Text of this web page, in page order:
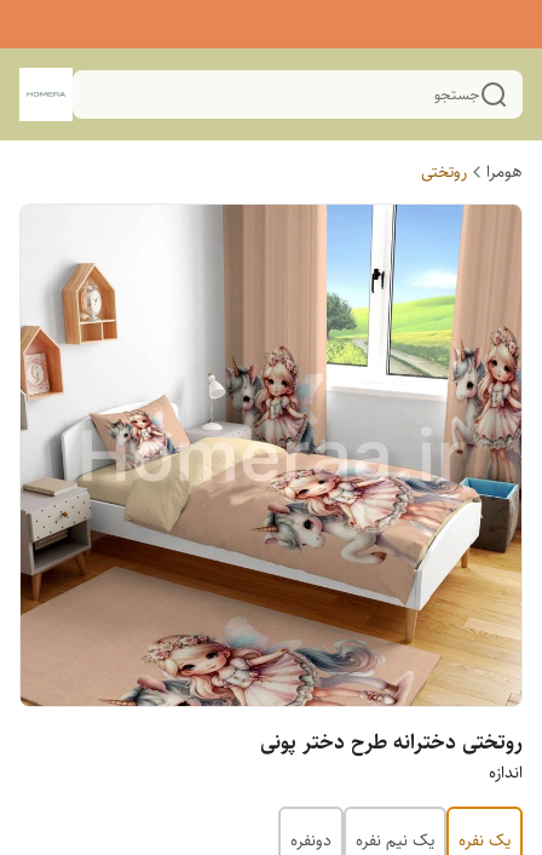
جستجو
هومرا روتختی
روتختی دخترانه طرح دختر پونی
اندازه
یک نفره یک نیم نفره
دونفره